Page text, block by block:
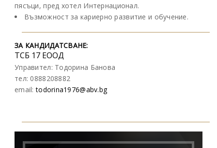
пясъци, пред хотел Интернационал.
Възможност за кариерно развитие и обучение.
ЗА КАНДИДАТСВАНЕ:
ТСБ 17 ЕООД
Управител: Тодорина Банова
тел: 0888208882
email:todorina1976@abv.bg